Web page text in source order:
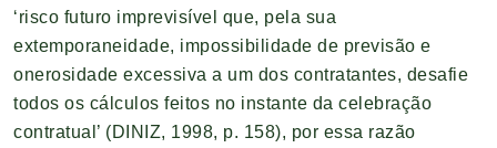
‘risco futuro imprevisível que, pela sua
extemporaneidade, impossibilidade de previsão e
onerosidade excessiva a um dos contratantes, desafie
todos os cálculos feitos no instante da celebração
contratual’ (DINIZ, 1998, p. 158), por essa razão